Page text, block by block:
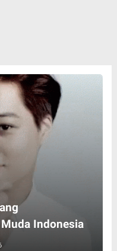
Indonesia